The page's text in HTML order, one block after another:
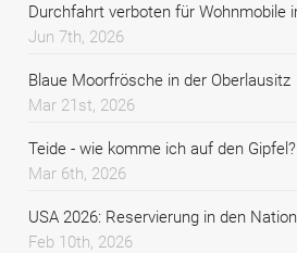
Durchfahrt verboten für Wohnmobile
Jun 7th, 2026
Blaue Moorfrösche in der Oberlausitz
Mar 21st, 2026
Teide - wie komme ich auf den Gipfel?
Mar 6th, 2026
USA 2026: Reservierung in den
Feb 10th, 2026